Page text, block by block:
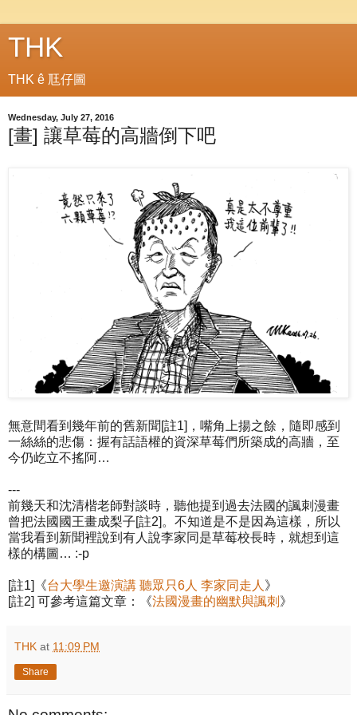
THK
THK ê 尫仔圖
Wednesday, July 27, 2016
[畫] 讓草莓的高牆倒下吧
無意間看到幾年前的舊新聞[註1]，嘴角上揚之餘，隨即感到
一絲絲的悲傷：握有話語權的資深草莓們所築成的高牆，至
今仍屹立不搖阿…
---
前幾天和沈清楷老師對談時，聽他提到過去法國的諷刺漫畫
曾把法國國王畫成梨子[註2]。不知道是不是因為這樣，所以
當我看到新聞裡說到有人說李家同是草莓校長時，就想到這
樣的構圖… :-p
[註1]《台大學生邀演講 聽眾只6人 李家同走人 》
[註2] 可參考這篇文章：《法國漫畫的幽默與諷刺 》
THK at 11:09 PM
Share